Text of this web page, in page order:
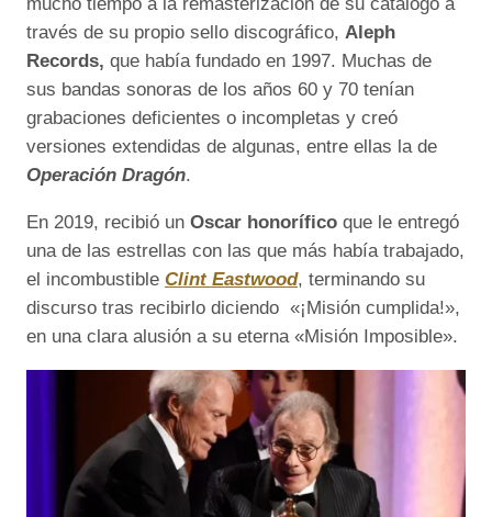
través de su propio sello discográfico, Aleph
Records, que había fundado en 1997. Muchas de
sus bandas sonoras de los años 60 y 70 tenían
grabaciones deficientes o incompletas y creó
versiones extendidas de algunas, entre ellas la de
Operación Dragón.
En 2019, recibió un Oscar honorífico que le entregó
una de las estrellas con las que más había trabajado,
el incombustible Clint Eastwood, terminando su
discurso tras recibirlo diciendo «¡Misión cumplida!»,
en una clara alusión a su eterna «Misión Imposible».